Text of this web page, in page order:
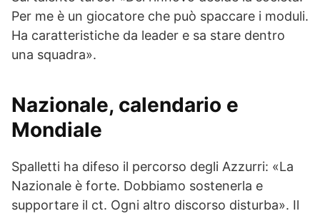
Per me è un giocatore che può spaccare i moduli.
Ha caratteristiche da leader e sa stare dentro
una squadra».
Nazionale, calendario e
Mondiale
Spalletti ha difeso il percorso degli Azzurri: «La
Nazionale è forte. Dobbiamo sostenerla e
supportare il ct. Ogni altro discorso disturba». Il